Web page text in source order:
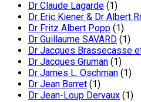
Dr Claude Lagarde (1)
Dr Eric Kiener & Dr Albert
Dr Fritz Albert Popp (1)
Dr Guillaume SAVARD (1)
Dr Jacques Brassecasse
Dr Jacques Gruman (1)
Dr James L. Oschman (1)
Dr Jean Barret (1)
Dr Jean-Loup Dervaux (1)